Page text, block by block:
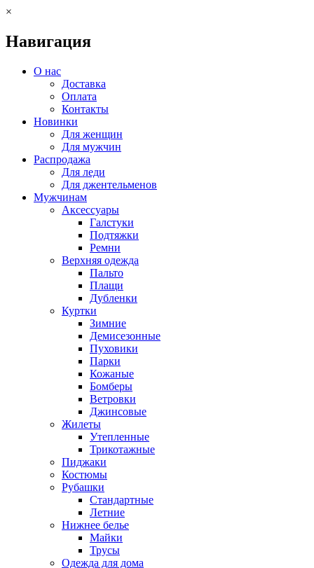
×
Навигация
О нас
Доставка
Оплата
Контакты
Новинки
Для женщин
Для мужчин
Распродажа
Для леди
Для джентельменов
Мужчинам
Аксессуары
Галстуки
Подтяжки
Ремни
Верхняя одежда
Пальто
Плащи
Дубленки
Куртки
Зимние
Демисезонные
Пуховики
Парки
Кожаные
Бомберы
Ветровки
Джинсовые
Жилеты
Утепленные
Трикотажные
Пиджаки
Костюмы
Рубашки
Стандартные
Летние
Нижнее белье
Майки
Трусы
Одежда для дома